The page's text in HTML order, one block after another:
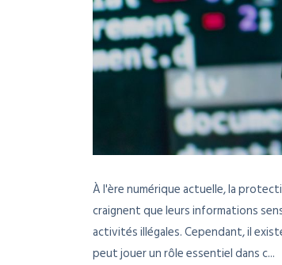
À l'ère numérique actuelle, la
craignent que leurs informations
activités illégales. Cependant, il
peut jouer un rôle essentiel dans c...